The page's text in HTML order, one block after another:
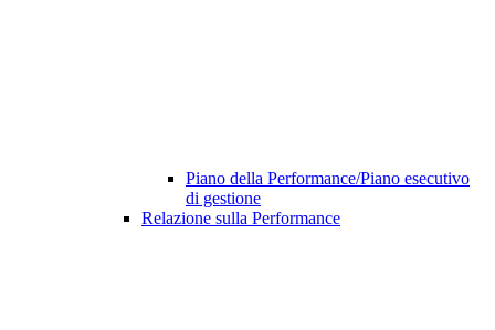
Piano della Performance/Piano esecutivo
di gestione
Relazione sulla Performance